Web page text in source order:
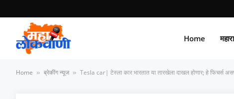
Home
Home » ब्रेकींग न्यूज » Tesla car| टेस्ला कार भारतात या तारखेला दाखल होणार; हे फिचर्स